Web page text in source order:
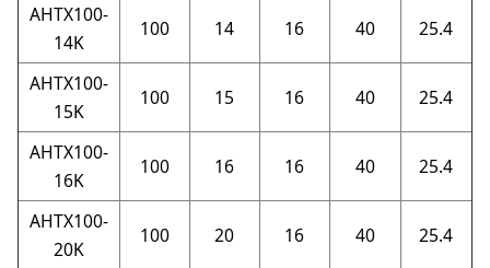
AHTX100-
14K
100 14 16 40 25.4
AHTX100-
15K
100 15 16 40 25.4
AHTX100-
16K
100 16 16 40 25.4
AHTX100-
20K
100 20 16 40 25.4